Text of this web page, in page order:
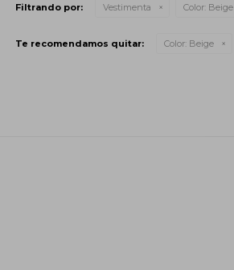
Filtrando por: Vestimenta Color: Beige
Te recomendamos quitar: Color: Beige